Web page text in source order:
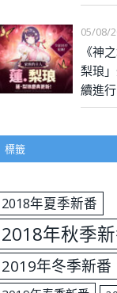
05/08/
《神
梨琅
續進
標籤
2018年夏季新番
2018年秋季
2019年冬季新番